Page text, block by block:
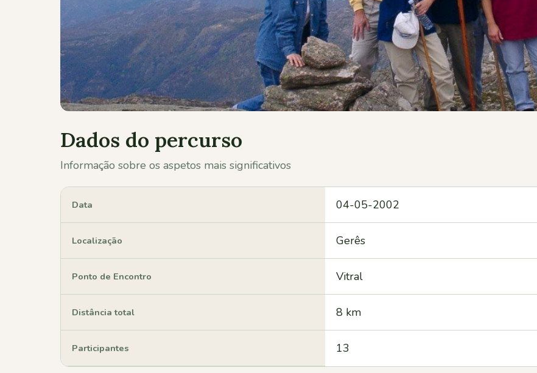
Dados do percurso
Informação sobre os aspetos mais significativos
Data 04-05-2002
Localização Gerês
Ponto de Encontro Vitral
Distância total 8 km
Participantes 13